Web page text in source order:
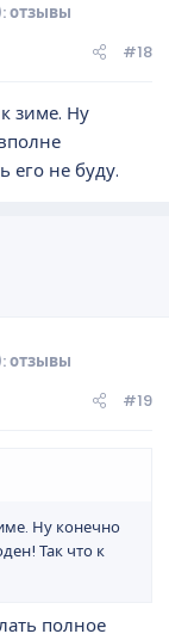
отзывы
#18
зиме. Ну
его не буду.
отзывы
#19
Ну конечно
Так что к
полное